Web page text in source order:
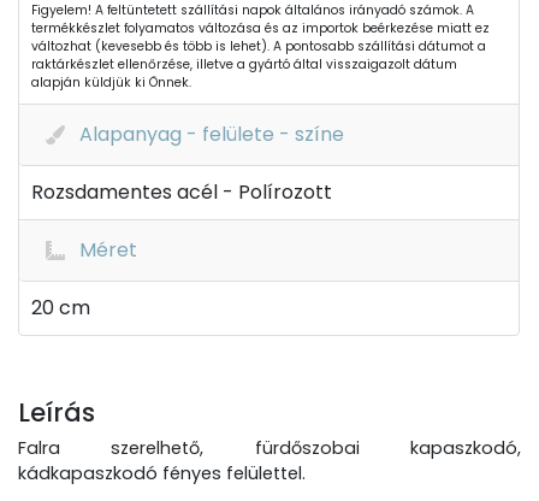
Figyelem! A feltüntetett szállítási napok általános irányadó számok. A
termékkészlet folyamatos változása és az importok beérkezése miatt ez
változhat (kevesebb és több is lehet). A pontosabb szállítási dátumot a
raktárkészlet ellenőrzése, illetve a gyártó által visszaigazolt dátum
alapján küldjük ki Önnek.
Alapanyag - felülete - színe
Rozsdamentes acél - Polírozott
Méret
20 cm
Leírás
Falra szerelhető, fürdőszobai kapaszkodó,
kádkapaszkodó fényes felülettel.